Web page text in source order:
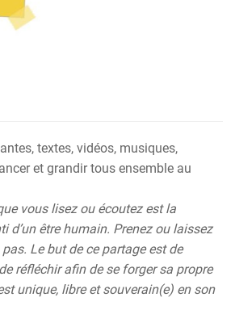
textes, vidéos, musiques,
et grandir tous ensemble au
vous lisez ou écoutez est la
d’un être humain. Prenez ou laissez
Le but de ce partage est de
réfléchir afin de se forger sa propre
unique, libre et souverain(e) en son